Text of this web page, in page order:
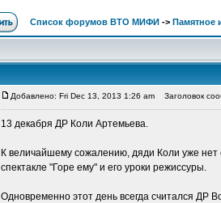
Список форумов ВТО МИФИ -> Памятное
Добавлено: Fri Dec 13, 2013 1:26 am Заголовок
13 декабря ДР Коли Артемьева.
К величайшему сожалению, дяди Коли уже нет
спектакле "Горе ему" и его уроки режиссуры.
Одновременно этот день всегда считался ДР